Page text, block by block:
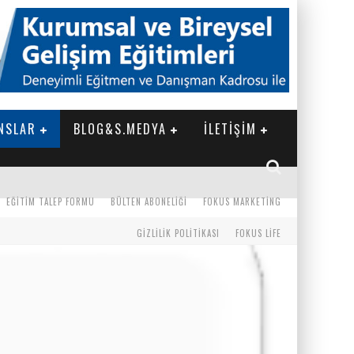
BLOG&S.MEDYA İLETİŞİM
FOKUS MARKETING
BÜLTEN ABONELIĞI
EĞITIM TALEP FORMU
FOKUS LIFE
GIZLILIK POLITIKASI